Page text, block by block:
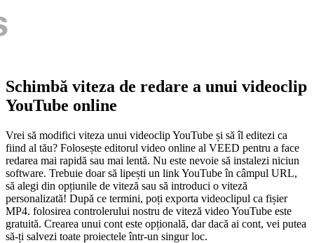
Schimbă viteza de redare a unui videoclip
YouTube online
Vrei să modifici viteza unui videoclip YouTube și să îl editezi ca
fiind al tău? Folosește editorul video online al VEED pentru a face
redarea mai rapidă sau mai lentă. Nu este nevoie să instalezi niciun
software. Trebuie doar să lipești un link YouTube în câmpul URL,
să alegi din opțiunile de viteză sau să introduci o viteză
personalizată! După ce termini, poți exporta videoclipul ca fișier
MP4. folosirea controlerului nostru de viteză video YouTube este
gratuită. Crearea unui cont este opțională, dar dacă ai cont, vei putea
să-ți salvezi toate proiectele într-un singur loc.